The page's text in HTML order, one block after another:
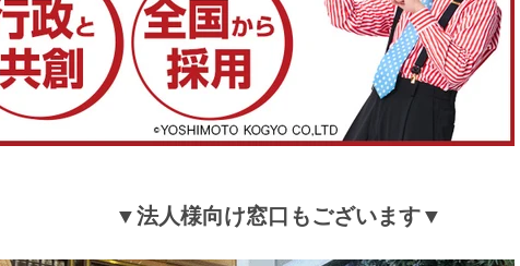
▼法人様向け窓口もございます▼